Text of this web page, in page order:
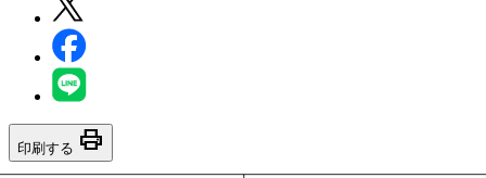
印刷する print